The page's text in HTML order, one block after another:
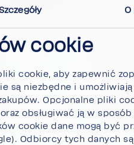
O
cookie
cookie, aby zapewnić
są niezbędne i
Opcjo­nalne pliki
obsłu­giwać ją w
cookie dane mogą być
Odbiorcy tych danych